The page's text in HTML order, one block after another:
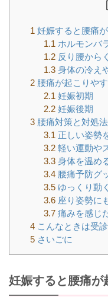
1 妊娠すると腰痛
1.1 ホルモンバ
1.2反り腰から
1.3身体の冷え
2 腰痛が起こりや
2.1 妊娠初期
2.2妊娠後期
3 腰痛対策と対処
3.1 正しい姿勢
3.2軽い運動や
3.3身体を温め
3.4腰痛予防グ
3.5ゆっくり動く
3.6座り姿勢に
3.7痛みを感じ
4 こんなときは受
5 さいごに
妊娠すると腰痛が